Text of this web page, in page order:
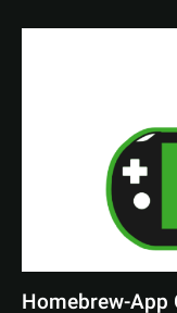
Homebrew-App